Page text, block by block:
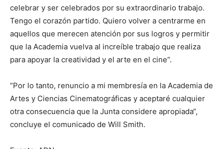
celebrar y ser celebrados por su extraordinario trabajo.
Tengo el corazón partido. Quiero volver a centrarme en
aquellos que merecen atención por sus logros y permitir
que la Academia vuelva al increíble trabajo que realiza
para apoyar la creatividad y el arte en el cine“.
“Por lo tanto, renuncio a mi membresía en la Academia de
Artes y Ciencias Cinematográficas y aceptaré cualquier
otra consecuencia que la Junta considere apropiada“,
concluye el comunicado de Will Smith.